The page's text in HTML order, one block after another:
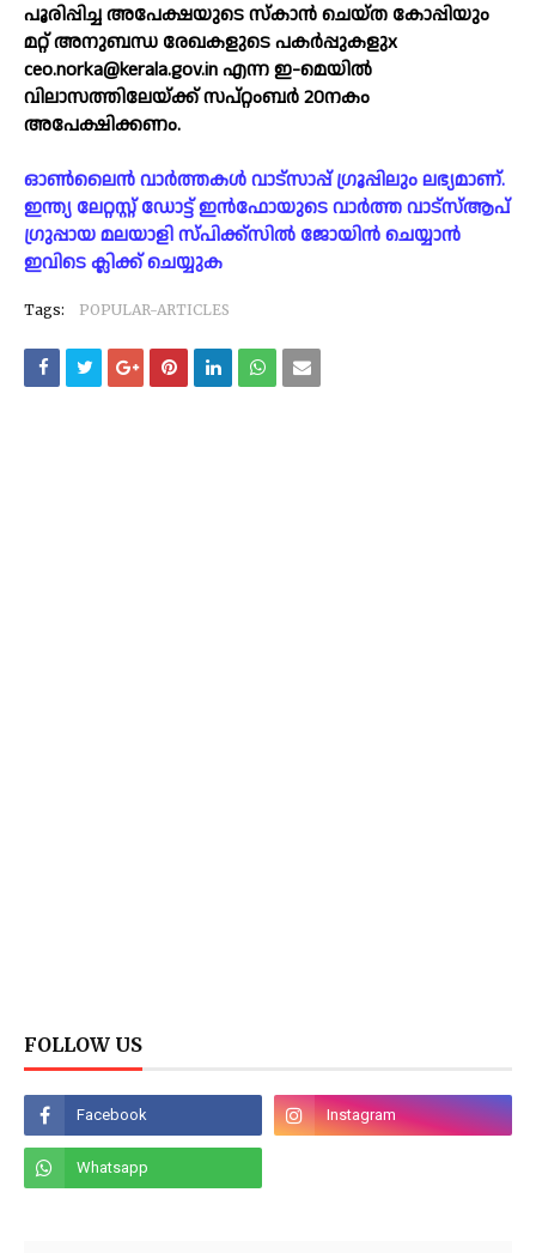
പൂരിപ്പിച്ച അപേക്ഷയുടെ സ്കാന്‍ ചെയ്ത കോപ്പിയും
മറ്റ് അനുബന്ധ രേഖകളുടെ പകര്‍പ്പുകളുx
ceo.norka@kerala.gov.in എന്ന ഇ-മെയില്‍
വിലാസത്തിലേയ്ക്ക് സപ്റ്റംബർ 20നകം
അപേക്ഷിക്കണം.
ഓൺലൈൻ വാർത്തകൾ വാട്സാപ്പ് ഗ്രൂപ്പിലും ലഭ്യമാണ്.
ഇന്ത്യ ലേറ്റസ്റ്റ് ഡോട്ട് ഇൻഫോയുടെ വാർത്ത വാട്സ്ആപ്
ഗ്രുപ്പായ മലയാളി സ്പിക്ക്സിൽ ജോയിൻ ചെയ്യാൻ
ഇവിടെ ക്ലിക്ക് ചെയ്യുക
Tags: POPULAR-ARTICLES
FOLLOW US